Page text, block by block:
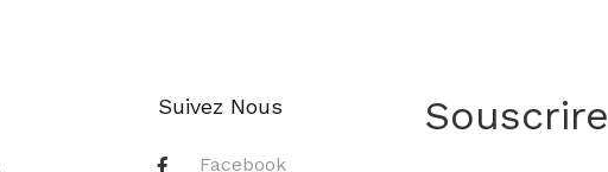
Suivez Nous
Facebook
Souscrire